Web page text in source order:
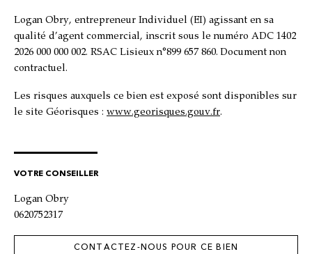
Logan Obry, entrepreneur Individuel (EI) agissant en sa
qualité d’agent commercial, inscrit sous le numéro ADC 1402
2026 000 000 002. RSAC Lisieux n°899 657 860. Document non
contractuel.
Les risques auxquels ce bien est exposé sont disponibles sur
le site Géorisques : www.georisques.gouv.fr.
VOTRE CONSEILLER
Logan Obry
0620752317
CONTACTEZ-NOUS POUR CE BIEN